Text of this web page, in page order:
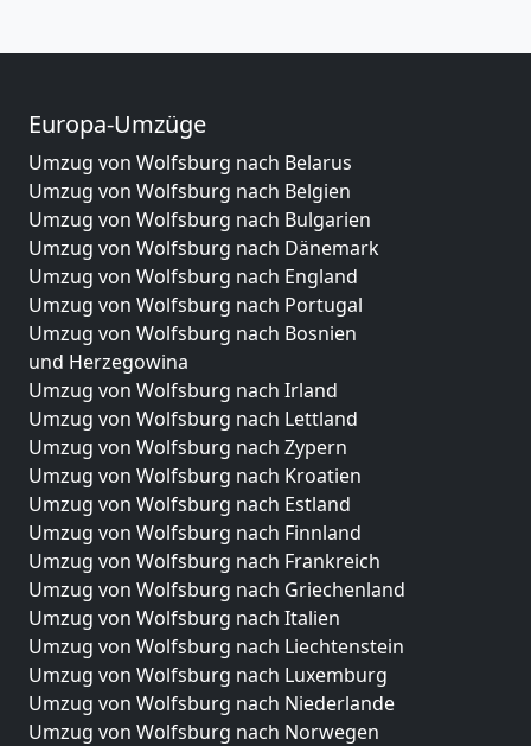
Europa-Umzüge
Umzug von Wolfsburg nach Belarus
Umzug von Wolfsburg nach Belgien
Umzug von Wolfsburg nach Bulgarien
Umzug von Wolfsburg nach Dänemark
Umzug von Wolfsburg nach England
Umzug von Wolfsburg nach Portugal
Umzug von Wolfsburg nach Bosnien
und Herzegowina
Umzug von Wolfsburg nach Irland
Umzug von Wolfsburg nach Lettland
Umzug von Wolfsburg nach Zypern
Umzug von Wolfsburg nach Kroatien
Umzug von Wolfsburg nach Estland
Umzug von Wolfsburg nach Finnland
Umzug von Wolfsburg nach Frankreich
Umzug von Wolfsburg nach Griechenland
Umzug von Wolfsburg nach Italien
Umzug von Wolfsburg nach Liechtenstein
Umzug von Wolfsburg nach Luxemburg
Umzug von Wolfsburg nach Niederlande
Umzug von Wolfsburg nach Norwegen